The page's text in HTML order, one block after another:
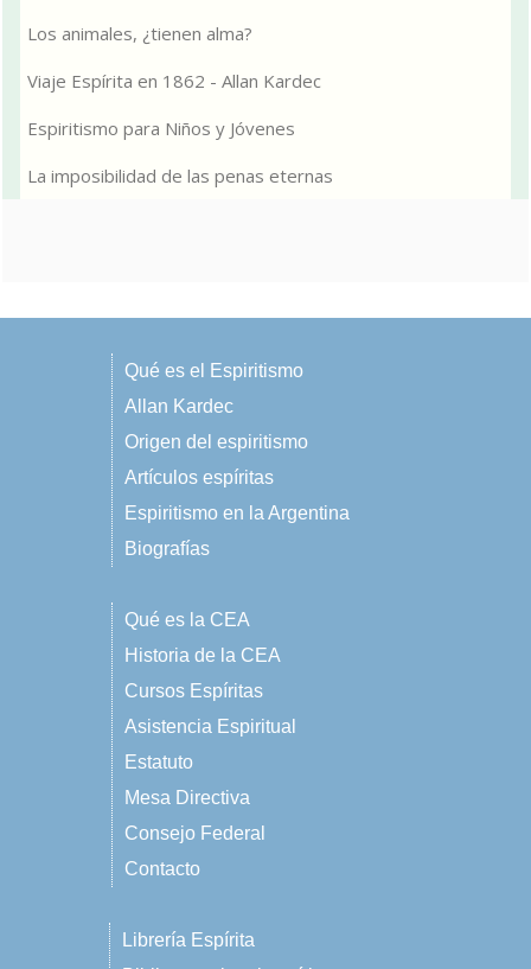
Los animales, ¿tienen alma?
Viaje Espírita en 1862 - Allan Kardec
Espiritismo para Niños y Jóvenes
La imposibilidad de las penas eternas
Qué es el Espiritismo
Allan Kardec
Origen del espiritismo
Artículos espíritas
Espiritismo en la Argentina
Biografías
Qué es la CEA
Historia de la CEA
Cursos Espíritas
Asistencia Espiritual
Estatuto
Mesa Directiva
Consejo Federal
Contacto
Librería Espírita